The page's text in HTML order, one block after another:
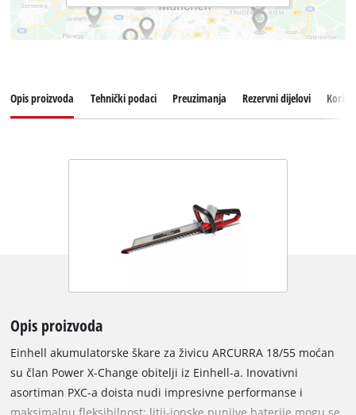
Opis proizvoda Tehnički podaci Preuzimanja Rezervni dijelovi
Opis proizvoda
Einhell akumulatorske škare za živicu ARCURRA 18/55 moćan
su član Power X-Change obitelji iz Einhell-a. Inovativni
asortiman PXC-a doista nudi impresivne performanse i